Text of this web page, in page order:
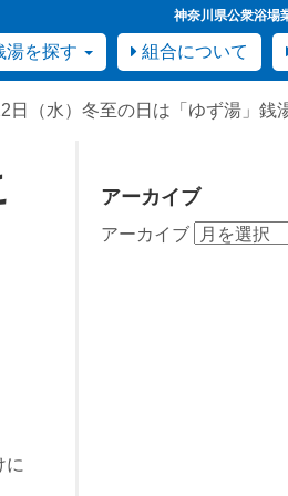
神奈川県公衆浴場
を探す 組合について
日（水）冬至の日は「ゆず湯」銭
に
アーカイブ
アーカイブ